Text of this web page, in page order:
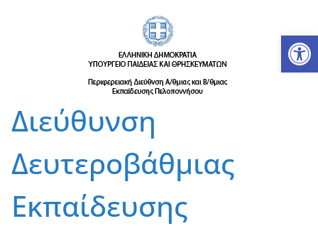
Διεύθυνση
Δευτεροβάθμιας
Εκπαίδευσης